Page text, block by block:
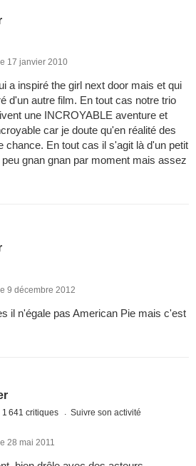
17 janvier 2010
a inspiré the girl next door mais et qui
d'un autre film. En tout cas notre trio
une INCROYABLE aventure et
car je doute qu'en réalité des
chance. En tout cas il s'agit là d'un petit
gnan gnan par moment mais assez
9 décembre 2012
il n'égale pas American Pie mais c'est
1 641 critiques Suivre son activité
28 mai 2011